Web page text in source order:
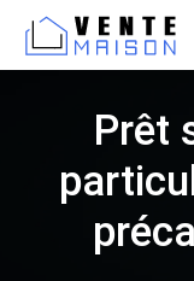
Prêt